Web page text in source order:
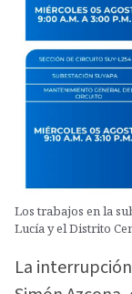
Los trabajos en la
Lucía y el Distrito
La